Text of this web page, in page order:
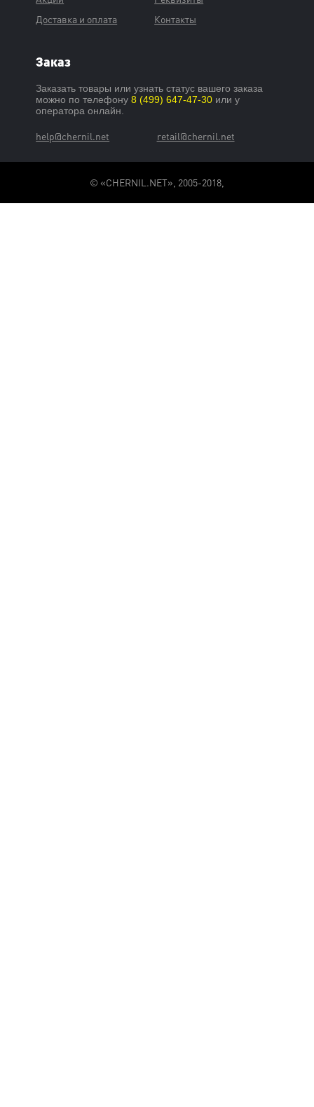
Доставка и оплата
Контакты
Заказ
Заказать товары или узнать статус вашего заказа
можно по телефону8 (499) 647-47-30 или у
оператора онлайн.
help@chernil.net retail@chernil.net
© «CHERNIL.NET», 2005-2018,